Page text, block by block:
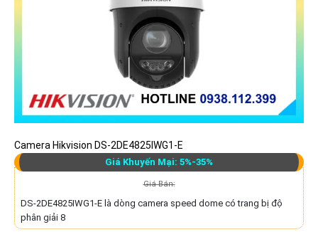
Camera Hikvision DS-2DE4825IWG1-E
Giá Khuyến Mại: 5%-35%
Giá Bán:
DS-2DE4825IWG1-E là dòng camera speed dome có trang bị độ
phân giải 8